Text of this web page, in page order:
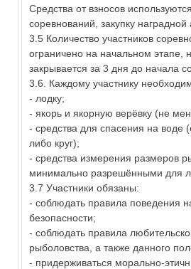
Средства от взносов
соревнований, закупку наградной
3.5 Количество участников
ограничено на начальном этапе,
закрывается за 3 дня до начала
3.6. Каждому участнику
- лодку;
- якорь и якорную верёвку (не
- средства для спасения на воде
либо круг);
- средства измерения размеров
минимально разрешёнными для
3.7 Участники обязаны:
- соблюдать правила поведения
безопасности;
- соблюдать правила
рыболовства, а также данного
- придерживаться морально-